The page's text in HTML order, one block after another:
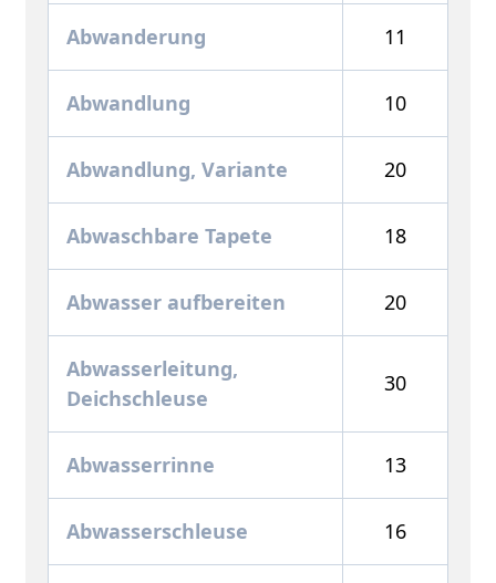
Abwanderung 11
Abwandlung 10
Abwandlung, Variante 20
Abwaschbare Tapete 18
Abwasser aufbereiten 20
Abwasserleitung,
Deichschleuse
30
Abwasserrinne 13
Abwasserschleuse 16